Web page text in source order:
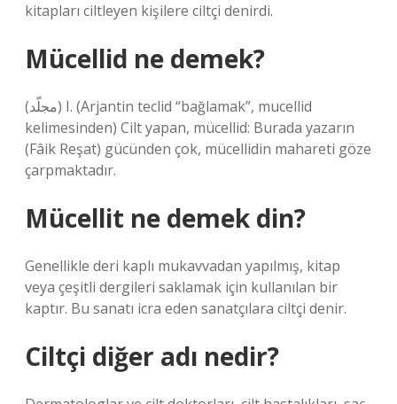
kitapları ciltleyen kişilere ciltçi denirdi.
Mücellid ne demek?
(ﻣﺠﻠّﺪ) I. (Arjantin teclid “bağlamak”, mucellid
kelimesinden) Cilt yapan, mücellid: Burada yazarın
(Fâik Reşat) gücünden çok, mücellidin mahareti göze
çarpmaktadır.
Mücellit ne demek din?
Genellikle deri kaplı mukavvadan yapılmış, kitap
veya çeşitli dergileri saklamak için kullanılan bir
kaptır. Bu sanatı icra eden sanatçılara ciltçi denir.
Ciltçi diğer adı nedir?